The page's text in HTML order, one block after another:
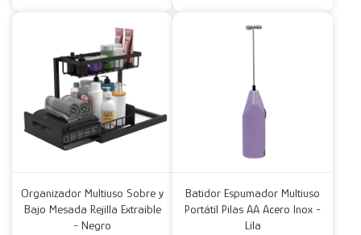
Organizador Multiuso Sobre y
Bajo Mesada Rejilla Extraíble
- Negro
Batidor Espumador Multiuso
Portátil Pilas AA Acero Inox -
Lila